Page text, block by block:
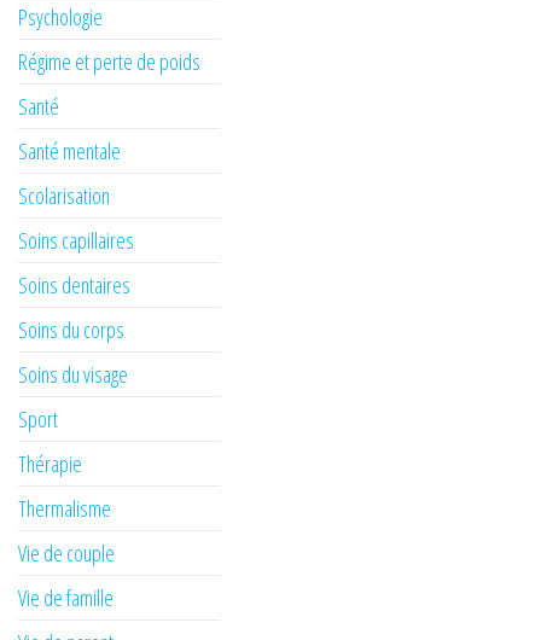
Psychologie
Régime et perte de poids
Santé
Santé mentale
Scolarisation
Soins capillaires
Soins dentaires
Soins du corps
Soins du visage
Sport
Thérapie
Thermalisme
Vie de couple
Vie de famille